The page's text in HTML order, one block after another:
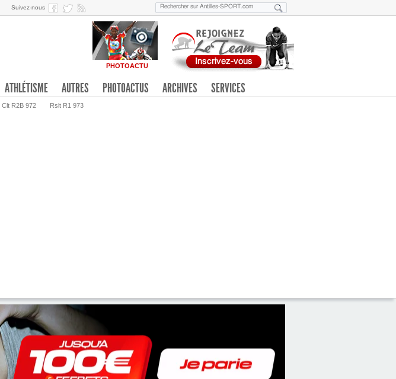
Suivez-nous
PHOTOACTU
Clt R2B 972 Rslt R1 973
ATHLÉTISME AUTRES PHOTOACTUS ARCHIVES SERVICES